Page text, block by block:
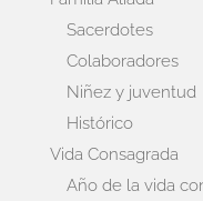
Sacerdotes
Colaboradores
Niñez y juventud
Histórico
Vida Consagrada
Año de la vida